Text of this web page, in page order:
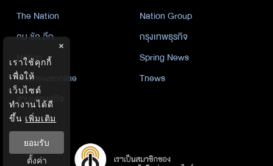
The Nation
Nation Group
คม ชัด ลึก
กรุงเทพธุรกิจ
Nation
Spring News
Thainewsonline
Tnews
ฐานเศรษฐกิจ
×
เราใช้คุกกี้
เพื่อให้
เว็บไซต์
ทำงานได้ดี
ขึ้น เพิ่มเติม
ยอมรับ
ตั้งค่า